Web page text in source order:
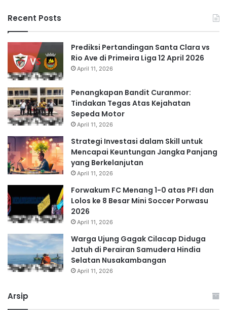
Recent Posts
Prediksi Pertandingan Santa Clara vs
Rio Ave di Primeira Liga 12 April 2026
April 11, 2026
Penangkapan Bandit Curanmor:
Tindakan Tegas Atas Kejahatan
Sepeda Motor
April 11, 2026
Strategi Investasi dalam Skill untuk
Mencapai Keuntungan Jangka Panjang
yang Berkelanjutan
April 11, 2026
Forwakum FC Menang 1-0 atas PFI dan
Lolos ke 8 Besar Mini Soccer Porwasu
2026
April 11, 2026
Warga Ujung Gagak Cilacap Diduga
Jatuh di Perairan Samudera Hindia
Selatan Nusakambangan
April 11, 2026
Arsip